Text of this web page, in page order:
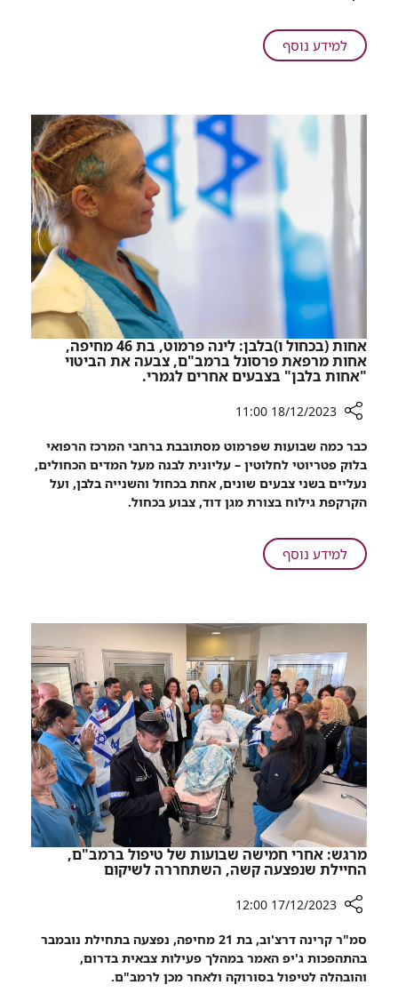
מריפלוקס
למידע נוסףעל
השרשרת
לסובלים
כרונית
מריפלוקס
אחות (בכחול ו)בלבן: לינה פרמוט, בת 46 מחיפה,
אחות מרפאת פרסונל ברמב"ם, צבעה את הביטוי
"אחות בלבן" בצבעים אחרים לגמרי.
שיתוף
אחות
(בכחול
ו)בלבן:
פרמוט,
אחות
פרסונל
ברמב"ם,
צבעה
את
הביטוי
"אחות
בלבן"
בצבעים
אחרים
לגמרי.
18/12/2023 11:00
כבר כמה שבועות שפרמוט מסתובבת ברחבי המרכז הרפואי
בלוק פטריוטי לחלוטין – עליונית לבנה מעל המדים הכחולים,
נעליים בשני צבעים שונים, אחת בכחול והשנייה בלבן, ועל
הקרקפת גילוח בצורת מגן דוד, צבוע בכחול.
למידע נוסףעל
אחות
לינה
פרמוט,
בת
46
מחיפה,
אחות
מרפאת
פרסונל
ברמב"ם,
צבעה
את
הביטוי
"אחות
בצבעים
לגמרי.
מרגש: אחרי חמישה שבועות של טיפול ברמב"ם,
החיילת שנפצעה קשה, השתחררה לשיקום
שיתוף
מרגש:
אחרי
17/12/2023 12:00
סמ"ר קרינה דרצ'וב, בת 21 מחיפה, נפצעה בתחילת נובמבר
בהתהפכות ג'יפ האמר במהלך פעילות צבאית בדרום,
והובהלה לטיפול בסורוקה ולאחר מכן לרמב"ם.